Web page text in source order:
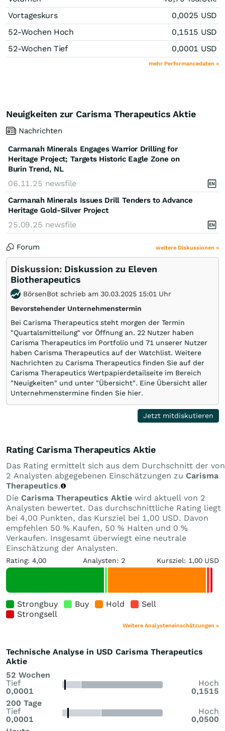
Vortageskurs
0,0025 USD
52-Wochen Hoch
0,1515 USD
52-Wochen Tief
0,0001 USD
mehr Performancedaten »
Neuigkeiten zur Carisma Therapeutics Aktie
Nachrichten
Carmanah Minerals Engages Warrior Drilling for
Heritage Project; Targets Historic Eagle Zone on
Burin Trend, NL
06.11.25 newsfile
Carmanah Minerals Issues Drill Tenders to Advance
Heritage Gold-Silver Project
25.09.25 newsfile
Forum weitere Diskussionen »
Diskussion: Diskussion zu Eleven
Biotherapeutics
BörsenBot schrieb am 30.03.2025 15:01 Uhr
Bevorstehender Unternehmenstermin
Bei Carisma Therapeutics steht morgen der Termin
"Quartalsmitteilung" vor Öffnung an. 22 Nutzer haben
Carisma Therapeutics im Portfolio und 71 unserer Nutzer
haben Carisma Therapeutics auf der Watchlist. Weitere
Nachrichten zu Carisma Therapeutics finden Sie auf der
Carisma Therapeutics Wertpapierdetailseite im Bereich
"Neuigkeiten" und unter "Übersicht". Eine Übersicht aller
Unternehmenstermine finden Sie hier.
Jetzt mitdiskutieren
Rating Carisma Therapeutics Aktie
Das Rating ermittelt sich aus dem Durchschnitt der von
2 Analysten abgegebenen Einschätzungen zu Carisma
Therapeutics.
Die Carisma Therapeutics Aktie wird aktuell von 2
Analysten bewertet. Das durchschnittliche Rating liegt
bei 4,00 Punkten, das Kursziel bei 1,00 USD. Davon
empfehlen 50 % Kaufen, 50 % Halten und 0 %
Verkaufen. Insgesamt überwiegt eine neutrale
Einschätzung der Analysten.
Rating: 4,00 Analysten: 2 Kursziel: 1,00 USD
Strongbuy Buy Hold
Sell
Strongsell
Weitere Analysteneinschätzungen »
Technische Analyse in USD Carisma Therapeutics
Aktie
52 Wochen
Tief
0,0001
Hoch
0,1515
200 Tage
Tief
0,0001
Hoch
0,0500